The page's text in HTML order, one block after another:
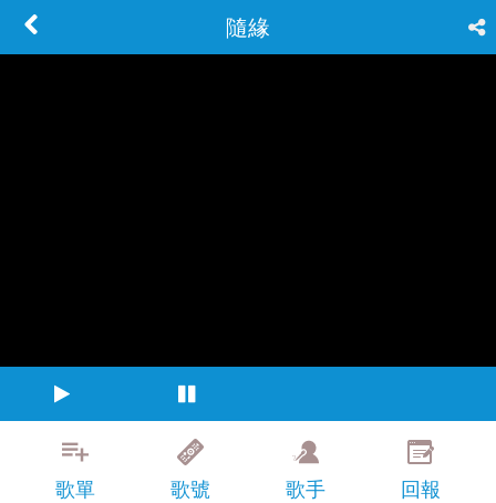
隨緣
歌單 歌號 歌手
回報